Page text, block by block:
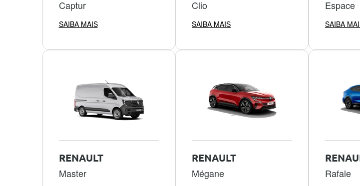
Captur
SAIBA MAIS
Clio
SAIBA MAIS
Espace
SAIBA
RENAULT
Master
RENAULT
Mégane Rafale